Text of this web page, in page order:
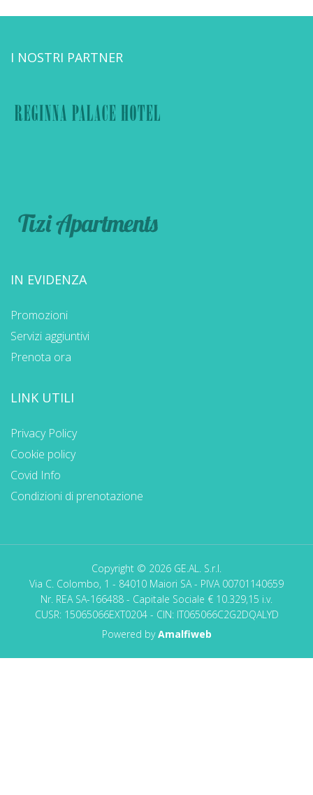
I NOSTRI PARTNER
IN EVIDENZA
Promozioni
Servizi aggiuntivi
Prenota ora
LINK UTILI
Privacy Policy
Cookie policy
Covid Info
Condizioni di prenotazione
Copyright © 2026 GE.AL. S.r.l.
Via C. Colombo, 1 - 84010 Maiori SA - PIVA 00701140659
Nr. REA SA-166488 - Capitale Sociale € 10.329,15 i.v.
CUSR: 15065066EXT0204 - CIN: IT065066C2G2DQALYD
Powered byAmalfiweb